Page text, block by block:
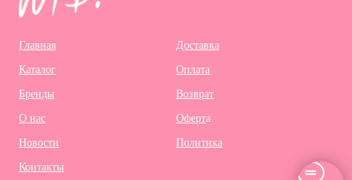
Главная
Каталог
Бренды
О нас
Новости
Контакты
Доставка
Оплата
Возврат
Оферта
Политика